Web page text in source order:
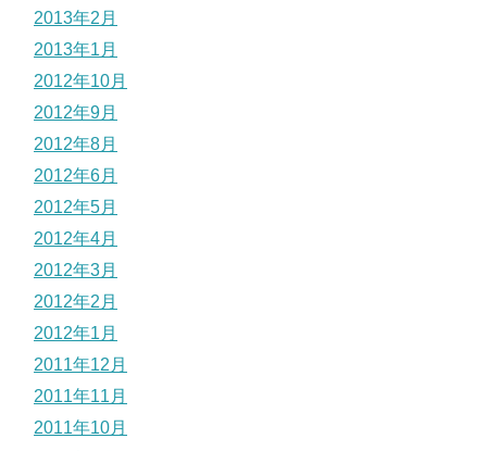
2013年2月
2013年1月
2012年10月
2012年9月
2012年8月
2012年6月
2012年5月
2012年4月
2012年3月
2012年2月
2012年1月
2011年12月
2011年11月
2011年10月